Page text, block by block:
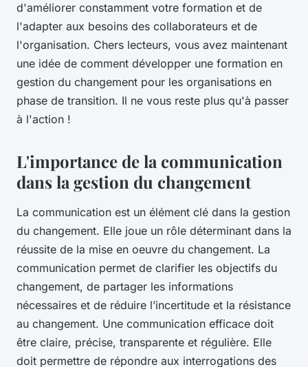
d'améliorer constamment votre formation et de
l'adapter aux besoins des collaborateurs et de
l'organisation. Chers lecteurs, vous avez maintenant
une idée de comment développer une formation en
gestion du changement pour les organisations en
phase de transition. Il ne vous reste plus qu'à passer
à l'action !
L'importance de la communication
dans la gestion du changement
La communication est un élément clé dans la gestion
du changement. Elle joue un rôle déterminant dans la
réussite de la mise en oeuvre du changement. La
communication permet de clarifier les objectifs du
changement, de partager les informations
nécessaires et de réduire l’incertitude et la résistance
au changement. Une communication efficace doit
être claire, précise, transparente et régulière. Elle
doit permettre de répondre aux interrogations des